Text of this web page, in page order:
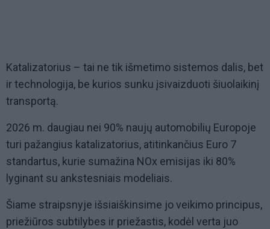
Katalizatorius – tai ne tik išmetimo sistemos dalis, bet
ir technologija, be kurios sunku įsivaizduoti šiuolaikinį
transportą.
2026 m. daugiau nei 90% naujų automobilių Europoje
turi pažangius katalizatorius, atitinkančius Euro 7
standartus, kurie sumažina NOx emisijas iki 80%
lyginant su ankstesniais modeliais.
Šiame straipsnyje išsiaiškinsime jo veikimo principus,
priežiūros subtilybes ir priežastis, kodėl verta juo